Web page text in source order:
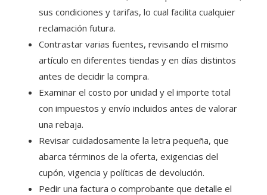
sus condiciones y tarifas, lo cual facilita cualquier
reclamación futura.
Contrastar varias fuentes, revisando el mismo
artículo en diferentes tiendas y en días distintos
antes de decidir la compra.
Examinar el costo por unidad y el importe total
con impuestos y envío incluidos antes de valorar
una rebaja.
Revisar cuidadosamente la letra pequeña, que
abarca términos de la oferta, exigencias del
cupón, vigencia y políticas de devolución.
Pedir una factura o comprobante que detalle el